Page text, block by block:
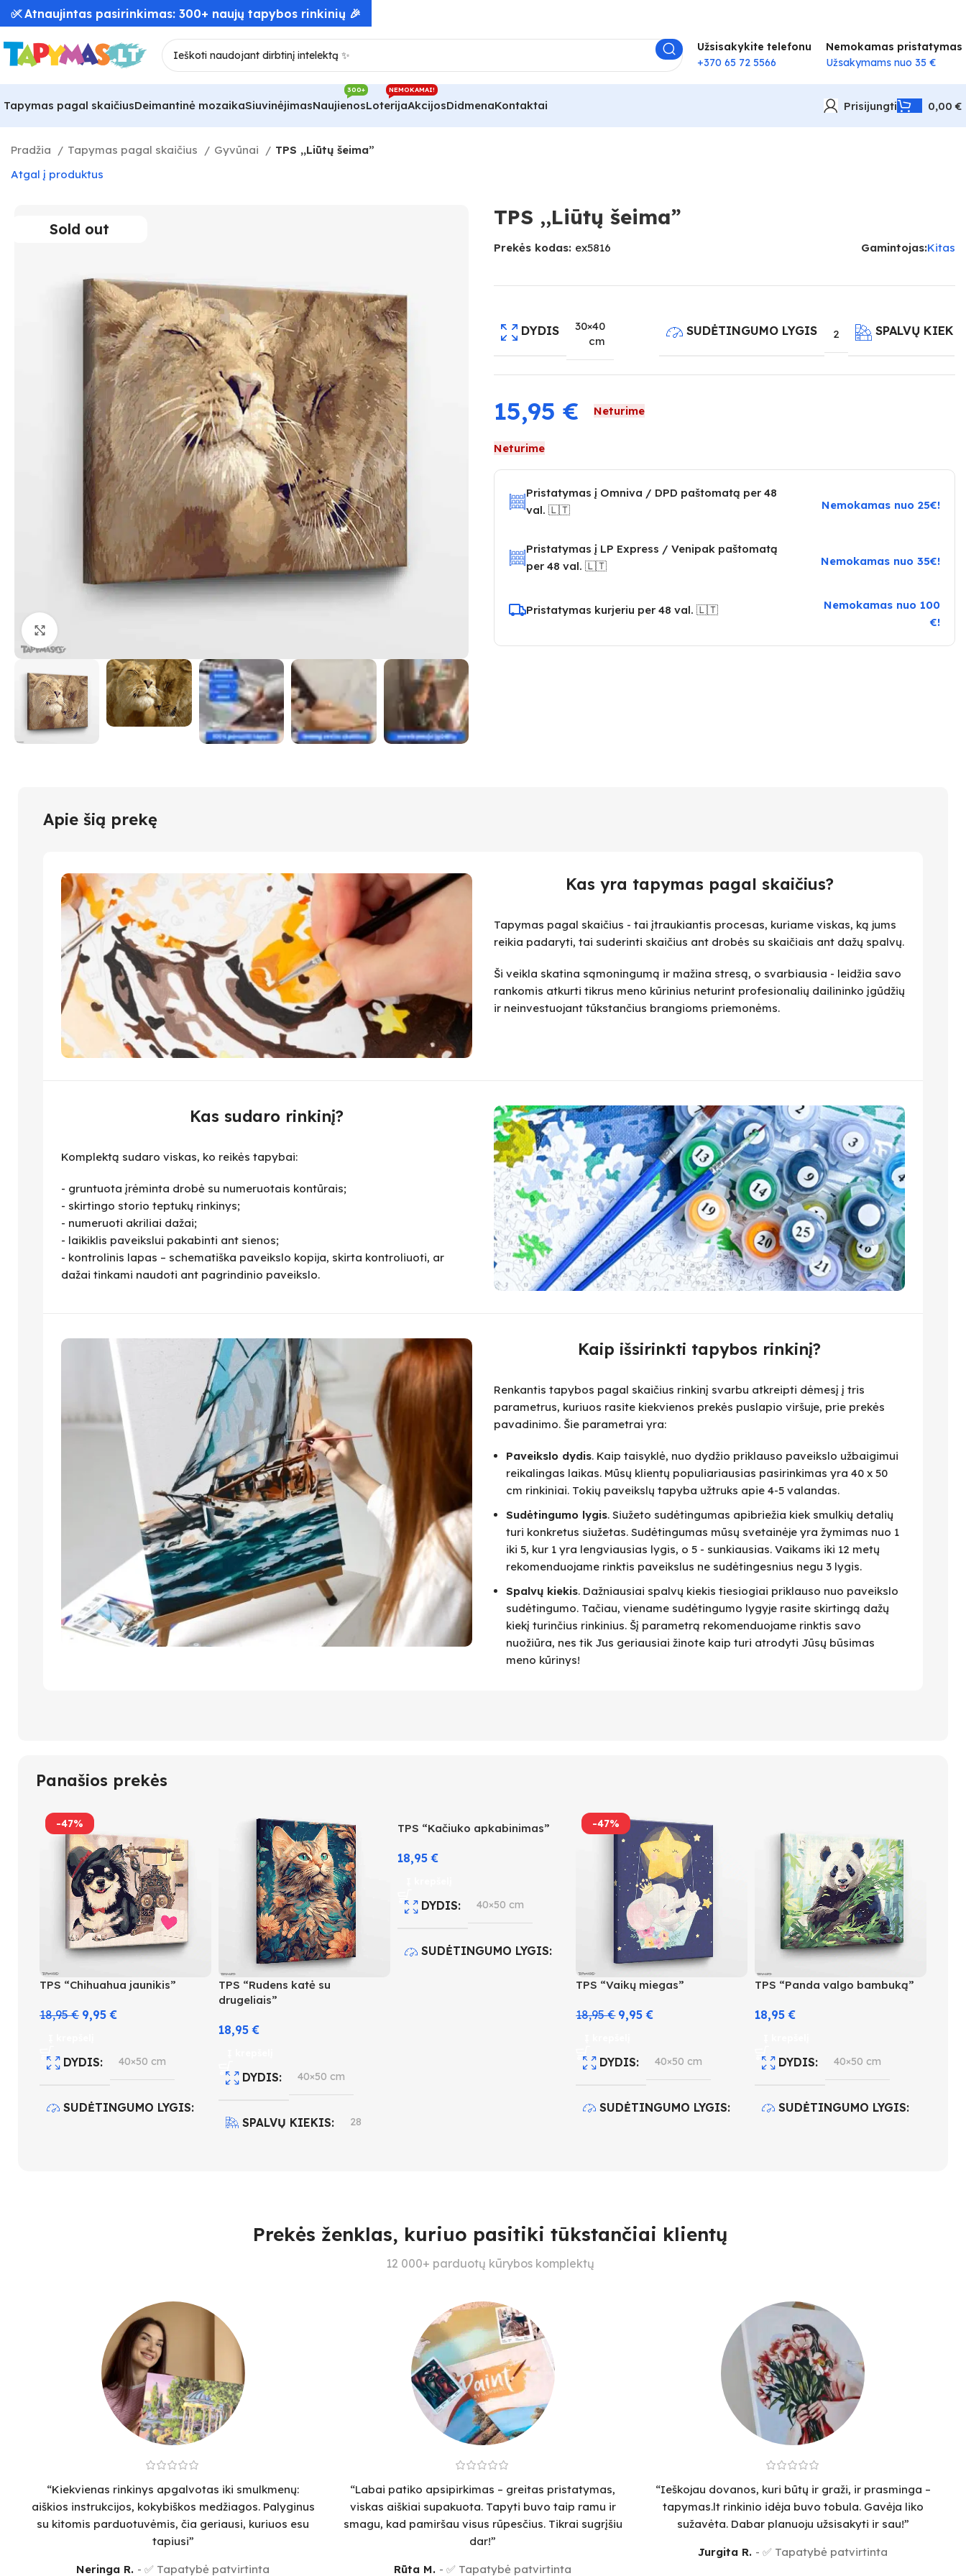
Užsisakykite telefonu
+370 65 72 5566
Nemokamas pristatymas
Užsakymams nuo 35 €
Tapymas pagal skaičiusDeimantinė mozaikaSiuvinėjimasNaujienos
300+
Loterija
NEMOKAMAI!
AkcijosDidmenaKontaktai Prisijungti 0,00€
Pradžia Tapymas pagal skaičius Gyvūnai
TPS ,,Liūtų šeima”
Atgal į produktus
Sold out TPS ,,Liūtų šeima”
Prekės kodas: ex5816 Gamintojas:Kitas
DYDIS
30×40
cm
SUDĖTINGUMO LYGIS 2 SPALVŲ KIEKIS
15,95 € Neturime
Neturime
Pristatymas į Omniva / DPD paštomatą per 48
val. 🇱🇹
Nemokamas nuo 25€!
Pristatymas į LP Express / Venipak paštomatą
per 48 val. 🇱🇹
Nemokamas nuo 35€!
Pristatymas kurjeriu per 48 val. 🇱🇹
Nemokamas nuo 100
€!
Apie šią prekę
Kas yra tapymas pagal skaičius?
Tapymas pagal skaičius - tai įtraukiantis procesas, kuriame viskas, ką jums
reikia padaryti, tai suderinti skaičius ant drobės su skaičiais ant dažų spalvų.
Ši veikla skatina sąmoningumą ir mažina stresą, o svarbiausia - leidžia savo
rankomis atkurti tikrus meno kūrinius neturint profesionalių dailininko įgūdžių
ir neinvestuojant tūkstančius brangioms priemonėms.
Kas sudaro rinkinį?
Komplektą sudaro viskas, ko reikės tapybai:
- gruntuota įrėminta drobė su numeruotais kontūrais;
- skirtingo storio teptukų rinkinys;
- numeruoti akriliai dažai;
- laikiklis paveikslui pakabinti ant sienos;
- kontrolinis lapas – schematiška paveikslo kopija, skirta kontroliuoti, ar
dažai tinkami naudoti ant pagrindinio paveikslo.
Kaip išsirinkti tapybos rinkinį?
Renkantis tapybos pagal skaičius rinkinį svarbu atkreipti dėmesį į tris
parametrus, kuriuos rasite kiekvienos prekės puslapio viršuje, prie prekės
pavadinimo. Šie parametrai yra:
Paveikslo dydis. Kaip taisyklė, nuo dydžio priklauso paveikslo užbaigimui
reikalingas laikas. Mūsų klientų populiariausias pasirinkimas yra 40 x 50
cm rinkiniai. Tokių paveikslų tapyba užtruks apie 4-5 valandas.
Sudėtingumo lygis. Siužeto sudėtingumas apibriežia kiek smulkių detalių
turi konkretus siužetas. Sudėtingumas mūsų svetainėje yra žymimas nuo 1
iki 5, kur 1 yra lengviausias lygis, o 5 - sunkiausias. Vaikams iki 12 metų
rekomenduojame rinktis paveikslus ne sudėtingesnius negu 3 lygis.
Spalvų kiekis. Dažniausiai spalvų kiekis tiesiogiai priklauso nuo paveikslo
sudėtingumo. Tačiau, viename sudėtingumo lygyje rasite skirtingą dažų
kiekį turinčius rinkinius. Šį parametrą rekomenduojame rinktis savo
nuožiūra, nes tik Jus geriausiai žinote kaip turi atrodyti Jūsų būsimas
meno kūrinys!
Panašios prekės
-47%
TPS “Chihuahua jaunikis”
18,95€ 9,95€
DYDIS 40×50 cm
SUDĖTINGUMO LYGIS
TPS “Rudens katė su
drugeliais”
18,95€
DYDIS 40×50 cm
SPALVŲ KIEKIS 28
TPS “Kačiuko apkabinimas”
18,95€
DYDIS 40×50 cm
SUDĖTINGUMO LYGIS
-47%
TPS “Vaikų miegas”
18,95€ 9,95€
DYDIS 40×50 cm
SUDĖTINGUMO LYGIS
TPS “Panda valgo bambuką”
18,95€
DYDIS 40×50 cm
SUDĖTINGUMO LYGIS
Prekės ženklas, kuriuo pasitiki tūkstančiai klientų
12 000+ parduotų kūrybos komplektų
“Kiekvienas rinkinys apgalvotas iki smulkmenų:
aiškios instrukcijos, kokybiškos medžiagos. Palyginus
su kitomis parduotuvėmis, čia geriausi, kuriuos esu
tapiusi”
Neringa R. ✅ Tapatybė patvirtinta
“Labai patiko apsipirkimas – greitas pristatymas,
viskas aiškiai supakuota. Tapyti buvo taip ramu ir
smagu, kad pamiršau visus rūpesčius. Tikrai sugrįšiu
dar!”
Rūta M. ✅ Tapatybė patvirtinta
“Ieškojau dovanos, kuri būtų ir graži, ir prasminga –
tapymas.lt rinkinio idėja buvo tobula. Gavėja liko
sužavėta. Dabar planuoju užsisakyti ir sau!”
Jurgita R. ✅ Tapatybė patvirtinta
📦 Greitas užsakymų pristatymas – iki 48 val! 🚚